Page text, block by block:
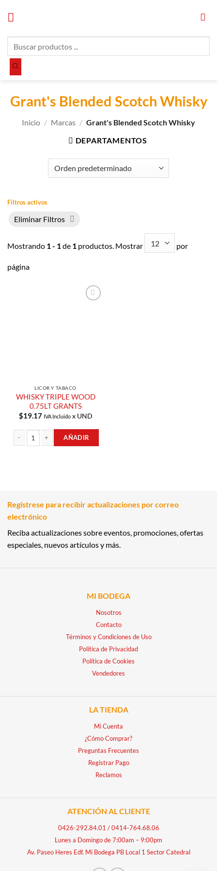
productos
Grant's Blended Scotch Whisky
Inicio / Marcas / Grant's Blended Scotch Whisky
DEPARTAMENTOS
Filtros activos
Eliminar Filtros
Mostrando 1 - 1de 1 productos. Mostrar por
página
LICOR Y TABACO
WHISKY TRIPLE WOOD
0.75LT GRANTS
$19.17 IVA Incluidox UND
AÑADIR
Regístrese para recibir actualizaciones por correo
electrónico
Reciba actualizaciones sobre eventos, promociones, ofertas
especiales, nuevos artículos y más.
MI BODEGA
Nosotros
Contacto
Términos y Condiciones de Uso
Política de Privacidad
Política de Cookies
Vendedores
LA TIENDA
Mi Cuenta
¿Cómo Comprar?
Preguntas Frecuentes
Registrar Pago
Reclamos
ATENCIÓN AL CLIENTE
0426-292.84.01 /0414-764.68.06
Lunes a Domingo de 7:00am – 9:00pm
Av. Paseo Heres Edf. Mi Bodega PB Local 1 Sector Catedral